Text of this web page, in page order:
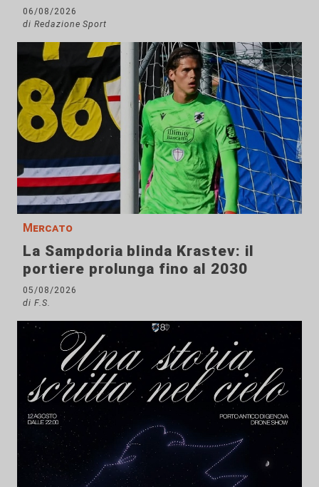
06/08/2026
di Redazione Sport
Mercato
La Sampdoria blinda Krastev: il
portiere prolunga fino al 2030
05/08/2026
di F.S.